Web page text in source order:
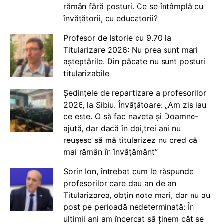
rămân fără posturi. Ce se întâmplă cu
învățătorii, cu educatorii?
Profesor de Istorie cu 9.70 la
Titularizare 2026: Nu prea sunt mari
așteptările. Din păcate nu sunt posturi
titularizabile
Ședințele de repartizare a profesorilor
2026, la Sibiu. Învățătoare: „Am zis iau
ce este. O să fac naveta și Doamne-
ajută, dar dacă în doi,trei ani nu
reușesc să mă titularizez nu cred că
mai rămân în învățământ”
Sorin Ion, întrebat cum le răspunde
profesorilor care dau an de an
Titularizarea, obțin note mari, dar nu au
post pe perioadă nedeterminată: În
ultimii ani am încercat să ținem cât se